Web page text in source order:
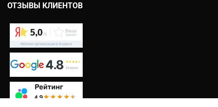
ОТЗЫВЫ КЛИЕНТОВ